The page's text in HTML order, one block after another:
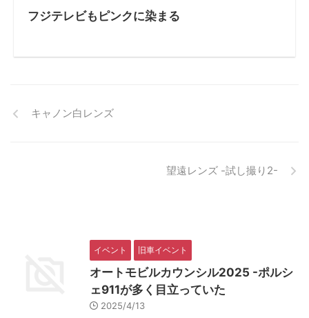
フジテレビもピンクに染まる
キャノン白レンズ
望遠レンズ -試し撮り2-
イベント 旧車イベント
オートモビルカウンシル2025 -ポルシ
ェ911が多く目立っていた
2025/4/13